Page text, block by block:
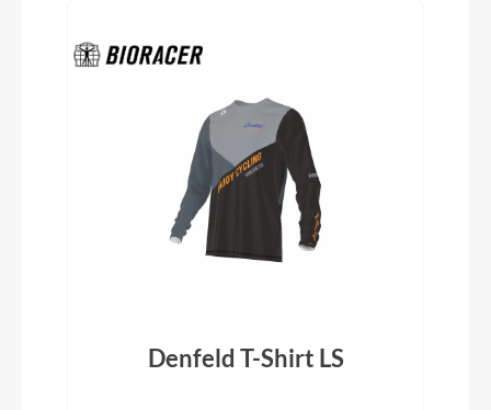
Denfeld T-Shirt LS